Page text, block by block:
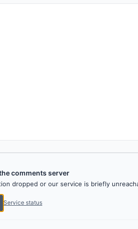
comments server
dropped or our service is briefly
Service status